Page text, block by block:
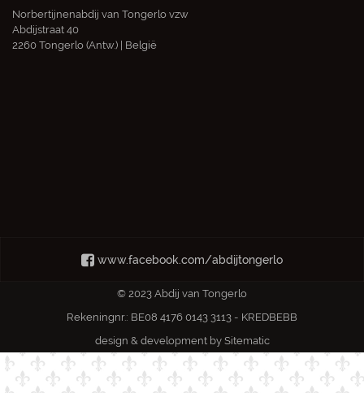
Norbertijnenabdij van Tongerlo vzw
Abdijstraat 40
2260 Tongerlo (Antw.) | België
www.facebook.com/abdijtongerlo
© 2023 Abdij van Tongerlo
Rekeningnr.: BE08 4176 0143 3113 - KREDBEBB
design & development by Sitematic